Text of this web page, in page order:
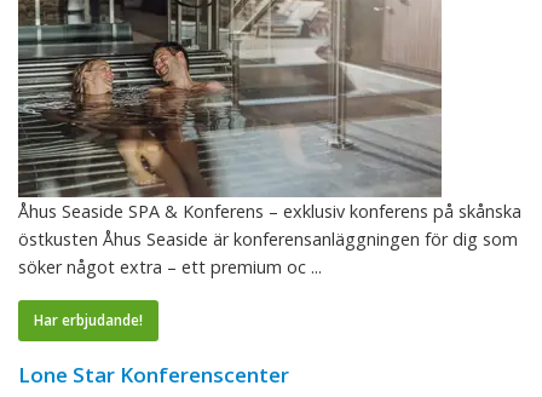
Åhus Seaside SPA & Konferens – exklusiv konferens på skånska
östkusten Åhus Seaside är konferensanläggningen för dig som
söker något extra – ett premium oc ...
Har erbjudande!
Lone Star Konferenscenter